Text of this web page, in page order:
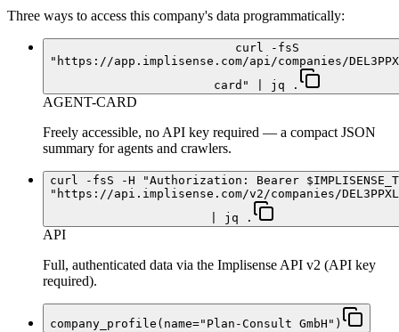
Three ways to access this company's data programmatically:
curl -fsS
"https://app.implisense.com/api/companies/
card" | jq .
AGENT-CARD
Freely accessible, no API key required — a compact JSON
summary for agents and crawlers.
curl -fsS -H "Authorization: Bearer
"https://api.implisense.com/v2/companies/
| jq .
API
Full, authenticated data via the Implisense API v2 (API key
required).
company_profile(name="Plan-Consult GmbH")